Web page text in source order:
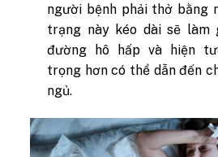
người bệnh phải thở bằng
trạng này kéo dài sẽ làm
đường hô hấp và hiện
trọng hơn có thể dẫn đến
ngủ.